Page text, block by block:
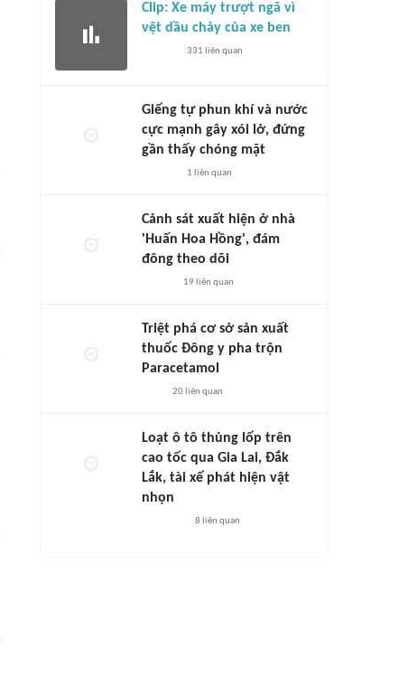
Clip: Xe máy trượt ngã vì
vệt dầu chảy của xe ben
331 liên quan
Giếng tự phun khí và nước
cực mạnh gây xói lở, đứng
gần thấy chóng mặt
1 liên quan
Cảnh sát xuất hiện ở nhà
'Huấn Hoa Hồng', đám
đông theo dõi
19 liên quan
Triệt phá cơ sở sản xuất
thuốc Đông y pha trộn
Paracetamol
20liên quan
Loạt ô tô thủng lốp trên
cao tốc qua Gia Lai, Đắk
Lắk, tài xế phát hiện vật
nhọn
8 liên quan